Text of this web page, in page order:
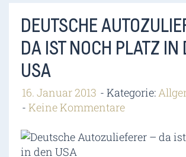
DEUTSCHE
DA IST NOCH PLATZ IN
USA
16. Januar 2013 Kategorie:
Keine Kommentare